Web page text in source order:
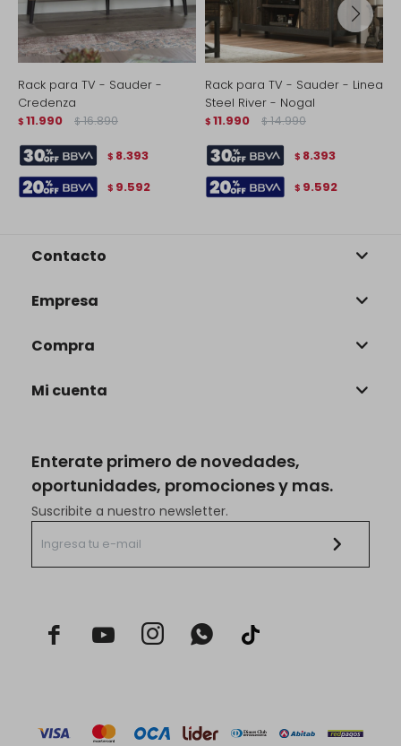
Rack para TV - Sauder -
Credenza
$ 11.990 $ 16.890
$ 8.393
$ 9.592
Rack para TV - Sauder - Linea
Steel River - Nogal
$ 11.990 $ 14.990
$ 8.393
$ 9.592
Enterate primero de novedades,
oportunidades, promociones y mas.
Suscribite a nuestro newsletter.
  
Contacto
Empresa
Compra
Mi cuenta